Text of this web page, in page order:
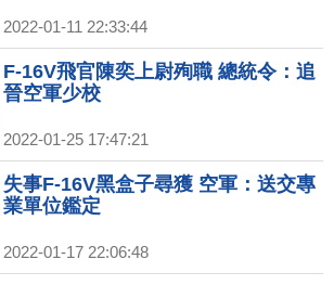
2022-01-11 22:33:44
F-16V飛官陳奕上尉殉職 總統令：追
晉空軍少校
2022-01-25 17:47:21
失事F-16V黑盒子尋獲 空軍：送交專
業單位鑑定
2022-01-17 22:06:48